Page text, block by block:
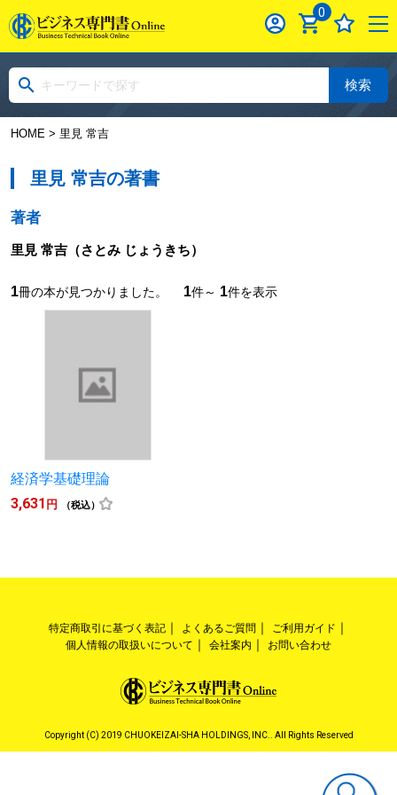
0
検索
HOME> 里見 常吉
里見 常吉の著書
著者
里見 常吉（さとみ じょうきち）
1冊の本が見つかりました。 1件～ 1件を表示
経済学基礎理論
3,631 円 （税込）
特定商取引に基づく表記 よくあるご質問
ご利用ガイド
個人情報の取扱いについて
会社案内 お問い合わせ
Copyright (C) 2019 CHUOKEIZAI-SHA HOLDINGS, INC.. All Rights Reserved